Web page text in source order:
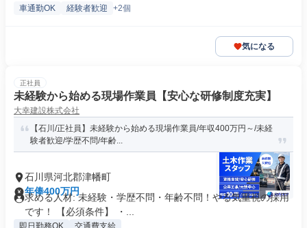
車通勤OK 経験者歓迎 +2個
気になる
正社員
未経験から始める現場作業員【安心な研修制度充実】
大幸建設株式会社
【石川/正社員】未経験から始める現場作業員/年収400万円～/未経
験者歓迎/学歴不問/年齢...
石川県河北郡津幡町
年俸400万円
求める人材: 未経験・学歴不問・年齢不問！やる気重視の採用
です！ 【必須条件】 ・...
即日勤務OK 交通費支給